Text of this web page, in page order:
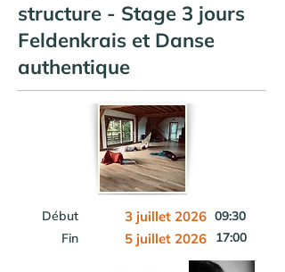
structure - Stage 3 jours
Feldenkrais et Danse
authentique
Début 3 juillet 2026 09:30
Fin
5 juillet 2026 17:00